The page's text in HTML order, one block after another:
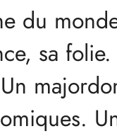
du
sa